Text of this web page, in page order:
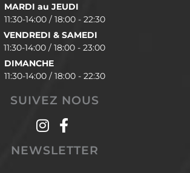
MARDI au JEUDI
11:30-14:00 / 18:00 - 22:30
VENDREDI & SAMEDI
11:30-14:00 / 18:00 - 23:00
DIMANCHE
11:30-14:00 / 18:00 - 22:30
SUIVEZ NOUS
NEWSLETTER